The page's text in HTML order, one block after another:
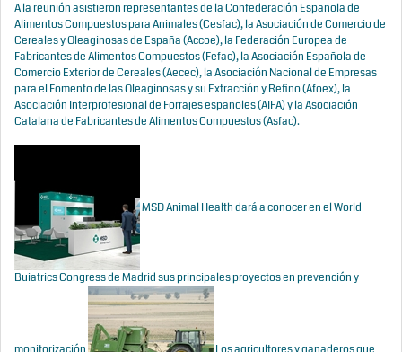
A la reunión asistieron representantes de la Confederación Española de
Alimentos Compuestos para Animales (Cesfac), la Asociación de Comercio de
Cereales y Oleaginosas de España (Accoe), la Federación Europea de
Fabricantes de Alimentos Compuestos (Fefac), la Asociación Española de
Comercio Exterior de Cereales (Aecec), la Asociación Nacional de Empresas
para el Fomento de las Oleaginosas y su Extracción y Refino (Afoex), la
Asociación Interprofesional de Forrajes españoles (AIFA) y la Asociación
Catalana de Fabricantes de Alimentos Compuestos (Asfac).
MSD Animal Health dará a conocer en el World
Buiatrics Congress de Madrid sus principales proyectos en prevención y